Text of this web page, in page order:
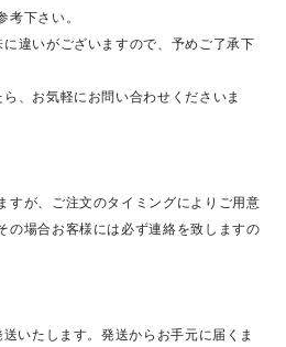
考下さい。
違いがございますので、予めご了承下
、お気軽にお問い合わせくださいま
すが、ご注文のタイミングによりご用意
の場合お客様には必ず連絡を致しますの
いたします。発送からお手元に届くま